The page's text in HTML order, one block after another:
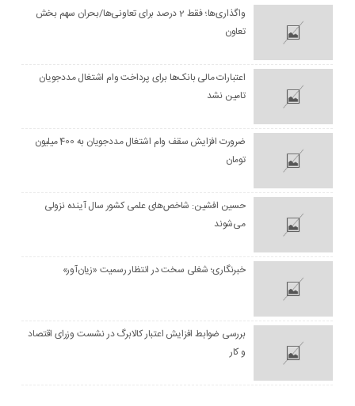
واگذاری‌ها؛ فقط 2 درصد برای تعاونی‌ها/بحران سهم بخش
تعاون
اعتبارات مالی بانک‌ها برای پرداخت وام اشتغال مددجویان
تامین نشد
ضرورت افزایش سقف وام اشتغال مددجویان به 400 میلیون
تومان
حسین افشین: شاخص‌های علمی کشور سال آینده نزولی
می‌شوند
خبرنگاری؛ شغلی سخت در انتظار رسمیت «زیان‌آور»
بررسی ضوابط افزایش اعتبار کالابرگ در نشست وزرای اقتصاد
و کار